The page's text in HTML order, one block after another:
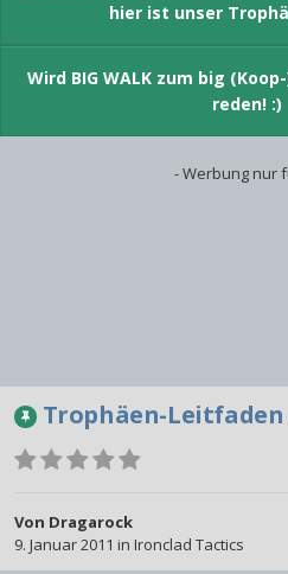
hier ist unser
Wird BIG WALK zum big
reden! :)
- Werbung nur
Trophäen-
Von Dragarock
9. Januar 2011 in Ironclad Tactics